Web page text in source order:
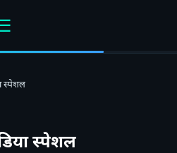
स्पेशल
स्पेशल